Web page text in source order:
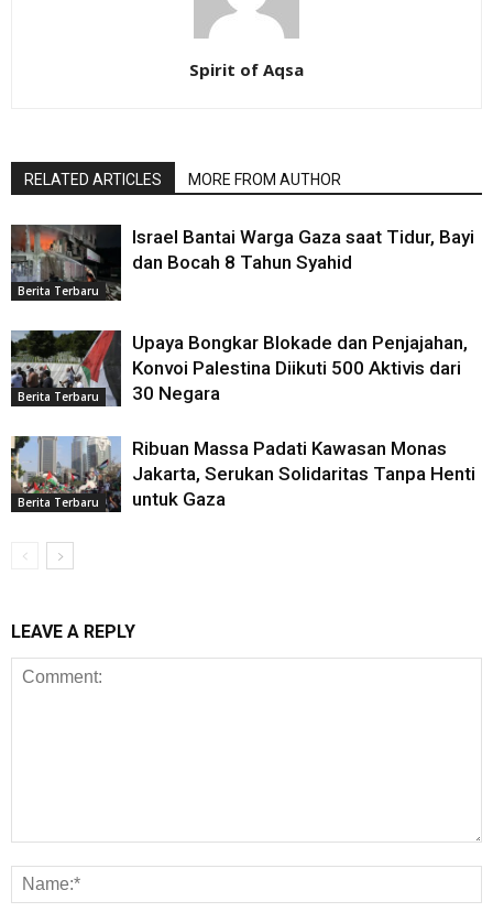
Spirit of Aqsa
RELATED ARTICLES MORE FROM AUTHOR
Berita Terbaru
Israel Bantai Warga Gaza saat Tidur, Bayi
dan Bocah 8 Tahun Syahid
Berita Terbaru
Upaya Bongkar Blokade dan Penjajahan,
Konvoi Palestina Diikuti 500 Aktivis dari
30 Negara
Berita Terbaru
Ribuan Massa Padati Kawasan Monas
Jakarta, Serukan Solidaritas Tanpa Henti
untuk Gaza
LEAVE A REPLY